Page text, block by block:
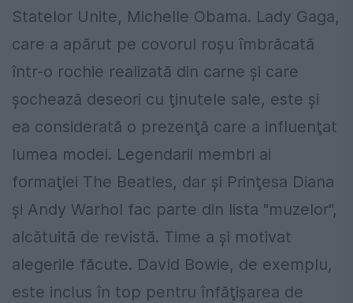
Statelor Unite, Michelle Obama. Lady Gaga,
care a apărut pe covorul roşu îmbrăcată
într-o rochie realizată din carne şi care
şochează deseori cu ţinutele sale, este şi
ea considerată o prezenţă care a influenţat
lumea modei. Legendarii membri ai
formaţiei The Beatles, dar şi Prinţesa Diana
şi Andy Warhol fac parte din lista "muzelor",
alcătuită de revistă. Time a şi motivat
alegerile făcute. David Bowie, de exemplu,
este inclus în top pentru înfăţişarea de